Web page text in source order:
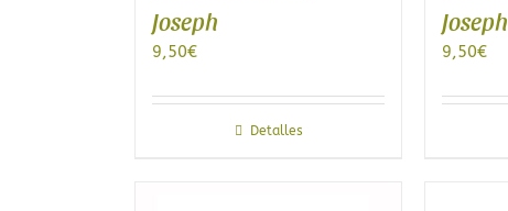
Joseph
9,50€
Detalles
Joseph
9,50€